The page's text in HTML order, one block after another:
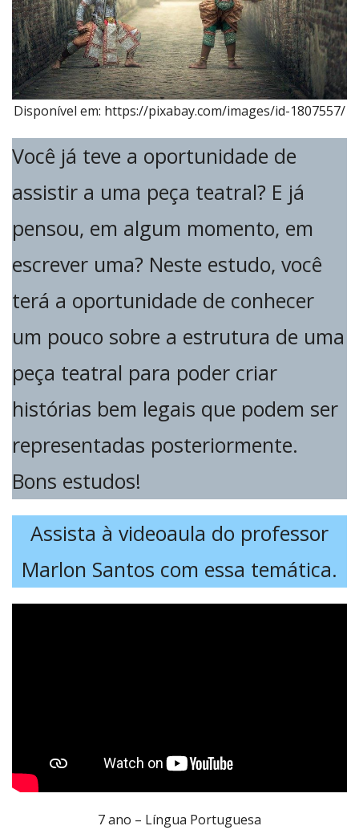
Disponível em: https://pixabay.com/images/id-1807557/
Você já teve a oportunidade de
assistir a uma peça teatral? E já
pensou, em algum momento, em
escrever uma? Neste estudo, você
terá a oportunidade de conhecer
um pouco sobre a estrutura de uma
peça teatral para poder criar
histórias bem legais que podem ser
representadas posteriormente.
Bons estudos!
Assista à videoaula do professor
Marlon Santos com essa temática.
7 ano – Língua Portuguesa